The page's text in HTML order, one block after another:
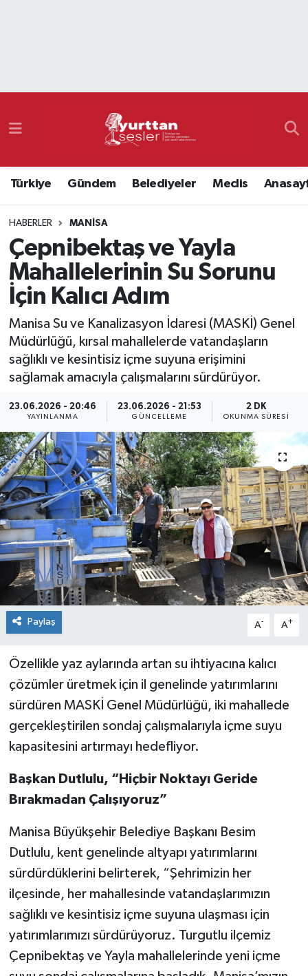
Türkiye Gündem Belediyeler Meclis
HABERLER MANISA
Çepnibektaş ve Yayla
Mahallelerinin Su Sorunu
İçin Kalıcı Adım
Manisa Su ve Kanalizasyon İdaresi (MASKİ) Genel
Müdürlüğü, kırsal mahallelerde vatandaşların
sağlıklı ve kesintisiz içme suyuna erişimini
sağlamak amacıyla çalışmalarını sürdürüyor.
23.06.2026 - 20:46
YAYINLANMA
23.06.2026 - 21:53
GÜNCELLEME
2 DK
OKUNMA SÜRESI
Paylaş A- A+
Özellikle yaz aylarında artan su ihtiyacına kalıcı
çözümler üretmek için il genelinde yatırımlarını
sürdüren MASKİ Genel Müdürlüğü, iki mahallede
gerçekleştirilen sondaj çalışmalarıyla içme suyu
kapasitesini artırmayı hedefliyor.
Başkan Dutlulu, “Hiçbir Noktayı Geride
Bırakmadan Çalışıyoruz”
Manisa Büyükşehir Belediye Başkanı Besim
Dutlulu, kent genelinde altyapı yatırımlarını
sürdürdüklerini belirterek, “Şehrimizin her
ilçesinde, her mahallesinde vatandaşlarımızın
sağlıklı ve kesintisiz içme suyuna ulaşması için
yatırımlarımızı sürdürüyoruz. Turgutlu ilçemiz
Çepnibektaş ve Yayla mahallelerinde yeni içme
Namaz Vakitleri
Süper Lig Puan Durumu ve Fikstür
Tüm Manşetler
Son Dakika Haberleri
Haber Arşivi